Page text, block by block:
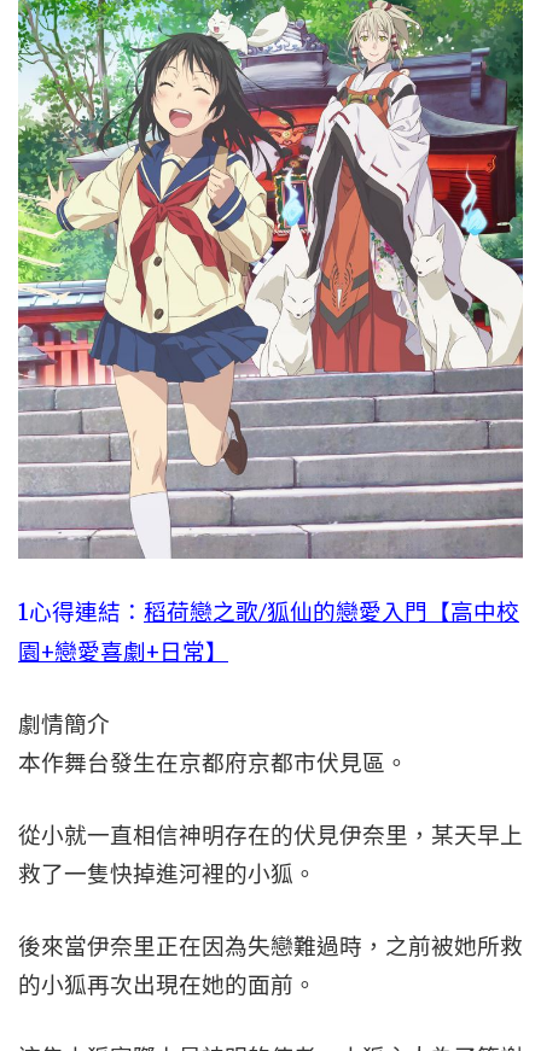
1心得連結： 稻荷戀之歌/狐仙的戀愛入門【高中校
園+戀愛喜劇+日常】
劇情簡介
本作舞台發生在京都府京都市伏見區。
從小就一直相信神明存在的伏見伊奈里，某天早上
救了一隻快掉進河裡的小狐。
後來當伊奈里正在因為失戀難過時，之前被她所救
的小狐再次出現在她的面前。